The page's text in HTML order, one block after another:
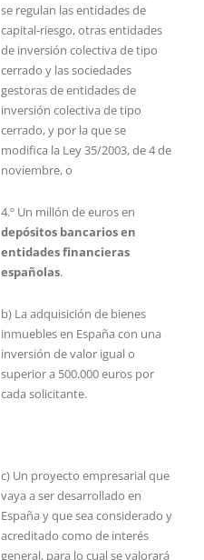
se regulan las entidades de
capital-riesgo, otras entidades
de inversión colectiva de tipo
cerrado y las sociedades
gestoras de entidades de
inversión colectiva de tipo
cerrado, y por la que se
modifica la Ley 35/2003, de 4 de
noviembre, o
4.º Un millón de euros en
depósitos bancarios en
entidades financieras
españolas.
b) La adquisición de bienes
inmuebles en España con una
inversión de valor igual o
superior a 500.000 euros por
cada solicitante.
c) Un proyecto empresarial que
vaya a ser desarrollado en
España y que sea considerado y
acreditado como de interés
general, para lo cual se valorará